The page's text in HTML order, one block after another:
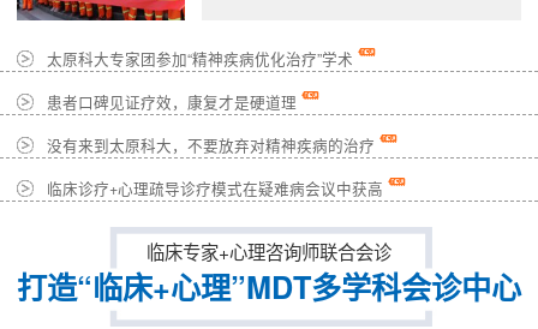
太原科大专家团参加“精神疾病优化治疗”学术
患者口碑见证疗效，康复才是硬道理
没有来到太原科大，不要放弃对精神疾病的治疗
临床诊疗+心理疏导诊疗模式在疑难病会议中获高
临床专家+心理咨询师联合会诊
打造“临床+心理”MDT多学科会诊中心